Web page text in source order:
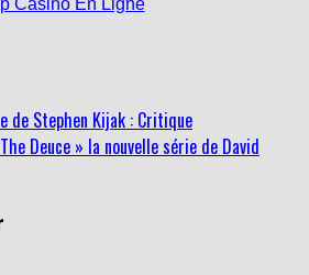
Stephen Kijak : Critique
Deuce » la nouvelle série de David